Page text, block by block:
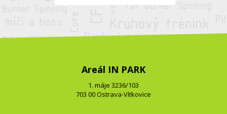
Areál IN PARK
1. máje 3236/103
703 00 Ostrava-Vítkovice